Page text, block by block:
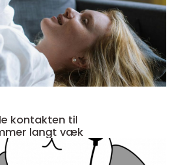
kontakten til
langt væk